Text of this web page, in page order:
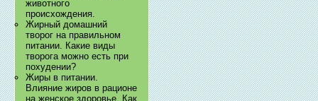
животного
происхождения.
Жирный домашний
творог на правильном
питании. Какие виды
творога можно есть при
похудении?
Жиры в питании.
Влияние жиров в рационе
на женское здоровье. Как